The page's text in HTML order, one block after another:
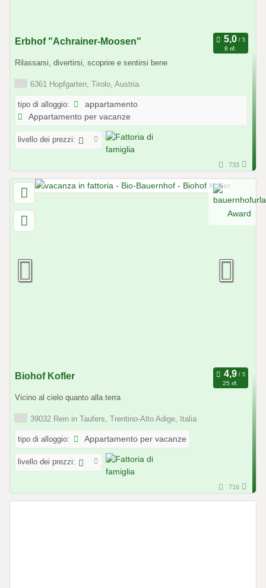
Erbhof "Achrainer-Moosen"
8 rif.
Rilassarsi, divertirsi, scoprire e sentirsi bene
6361 Hopfgarten, Tirolo, Austria
tipo di alloggio:
appartamento
Appartamento per vacanze
livello dei prezzi:
733
Biohof Kofler
25 rif.
Vicino al cielo quanto alla terra
39032 Rein in Taufers, Trentino-Alto Adige, Italia
tipo di alloggio: Appartamento per vacanze
livello dei prezzi:
716